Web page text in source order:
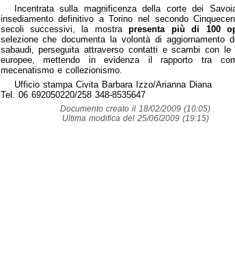
Incentrata sulla magnificenza della corte dei
insediamento definitivo a Torino nel secondo
secoli successivi, la mostrapresenta più di 100
selezione che documenta la volontà di aggiornamento
sabaudi, perseguita attraverso contatti e scambi con le
europee, mettendo in evidenza il rapporto tra
mecenatismo e collezionismo.
Ufficio stampa Civita Barbara Izzo/Arianna Diana
Tel. 06 692050220/258 348-8535647
Documento creato il 18/02/2009 (10:05)
Ultima modifica del 25/06/2009 (19:15)